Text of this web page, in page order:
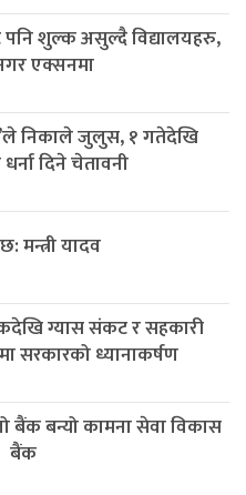
पनि शुल्क असुल्दै विद्यालयहरु,
एक्सनमा
निकाले जुलुस, १ गतेदेखि
दिने चेतावनी
मन्त्री यादव
ग्यास संकट र सहकारी
सरकारको ध्यानाकर्षण
बैंक बन्यो कामना सेवा विकास
बैंक